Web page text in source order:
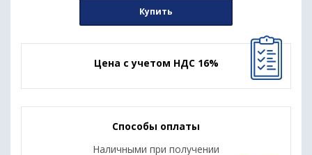
Купить
Цена с учетом НДС 16%
Способы оплаты
Наличными при получении